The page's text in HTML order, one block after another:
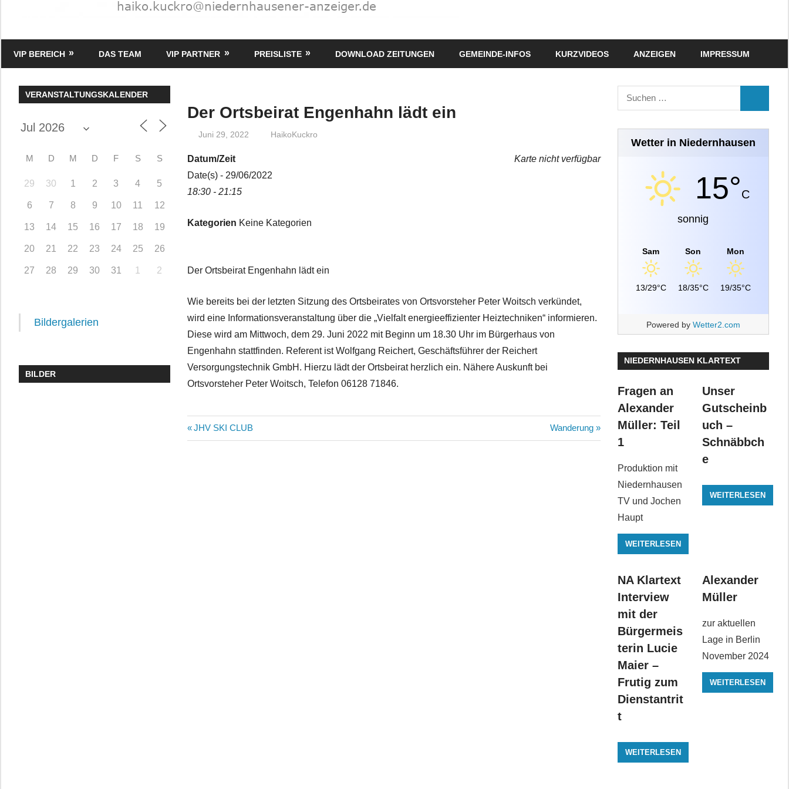
–
Media
VIP BEREICH DAS TEAM VIP PARTNER PREISLISTE DOWNLOAD ZEITUNGEN GEMEINDE-INFOS KURZVIDEOS ANZEIGEN IMPRESSUM
Der Ortsbeirat Engenhahn lädt ein
Juni 29, 2022 HaikoKuckro
Karte nicht verfügbar
Datum/Zeit
Date(s) - 29/06/2022
18:30 - 21:15
Kategorien Keine Kategorien
Der Ortsbeirat Engenhahn lädt ein
Wie bereits bei der letzten Sitzung des Ortsbeirates von Ortsvorsteher Peter Woitsch verkündet,
wird eine Informationsveranstaltung über die „Vielfalt energieeffizienter Heiztechniken“ informieren.
Diese wird am Mittwoch, dem 29. Juni 2022 mit Beginn um 18.30 Uhr im Bürgerhaus von
Engenhahn stattfinden. Referent ist Wolfgang Reichert, Geschäftsführer der Reichert
Versorgungstechnik GmbH. Hierzu lädt der Ortsbeirat herzlich ein. Nähere Auskunft bei
Ortsvorsteher Peter Woitsch, Telefon 06128 71846.
Beitragsnavigation
Vorheriger
Beitrag:
JHV SKI CLUB
Nächster
Beitrag:
Wanderung
VERANSTALTUNGSKALENDER
M D M D F S S
29 30 1 2 3 4 5
6 7 8 9 10 11 12
13 14 15 16 17 18 19
20 21 22 23 24 25 26
27 28 29 30 31 1 2
Bildergalerien
BILDER
Suchen
nach:
Wetter in Niedernhausen
15°C
sonnig
Sam
13/29°C
Son
18/35°C
Mon
19/35°C
Powered by Wetter2.com
NIEDERNHAUSEN KLARTEXT
Fragen an
Alexander
Müller: Teil
1
Produktion mit
Niedernhausen
TV und Jochen
Haupt
WEITERLESEN
Unser
Gutscheinb
uch –
Schnäbbch
e
WEITERLESEN
NA Klartext
Interview
mit der
Bürgermeis
terin Lucie
Maier –
Frutig zum
Dienstantrit
t
WEITERLESEN
Alexander
Müller
zur aktuellen
Lage in Berlin
November 2024
WEITERLESEN